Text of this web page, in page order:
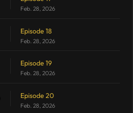
Feb. 28, 2026
Episode 18
Feb. 28, 2026
Episode 19
Feb. 28, 2026
Episode 20
Feb. 28, 2026